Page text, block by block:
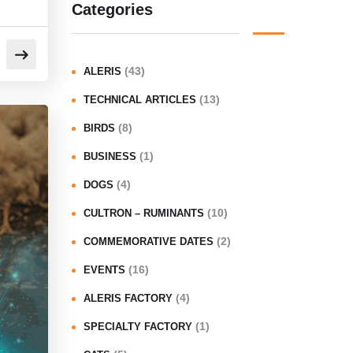
Categories
ALERIS (43)
TECHNICAL ARTICLES (13)
BIRDS (8)
BUSINESS (1)
DOGS (4)
CULTRON – RUMINANTS (10)
COMMEMORATIVE DATES (2)
EVENTS (16)
ALERIS FACTORY (4)
SPECIALTY FACTORY (1)